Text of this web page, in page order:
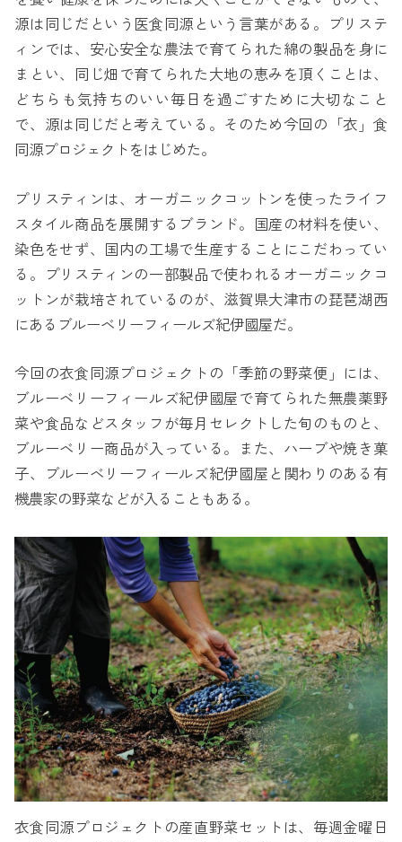
源は同じだという医食同源という言葉がある。プリステ
ィンでは、安心安全な農法で育てられた綿の製品を身に
まとい、同じ畑で育てられた大地の恵みを頂くことは、
どちらも気持ちのいい毎日を過ごすために大切なこと
で、源は同じだと考えている。そのため今回の「衣」食
同源プロジェクトをはじめた。
プリスティンは、オーガニックコットンを使ったライフ
スタイル商品を展開するブランド。国産の材料を使い、
染色をせず、国内の工場で生産することにこだわってい
る。プリスティンの一部製品で使われるオーガニックコ
ットンが栽培されているのが、滋賀県大津市の琵琶湖西
にあるブルーベリーフィールズ紀伊國屋だ。
今回の衣食同源プロジェクトの「季節の野菜便」には、
ブルーベリーフィールズ紀伊國屋で育てられた無農薬野
菜や食品などスタッフが毎月セレクトした旬のものと、
ブルーベリー商品が入っている。また、ハーブや焼き菓
子、ブルーベリーフィールズ紀伊國屋と関わりのある有
機農家の野菜などが入ることもある。
衣食同源プロジェクトの産直野菜セットは、毎週金曜日